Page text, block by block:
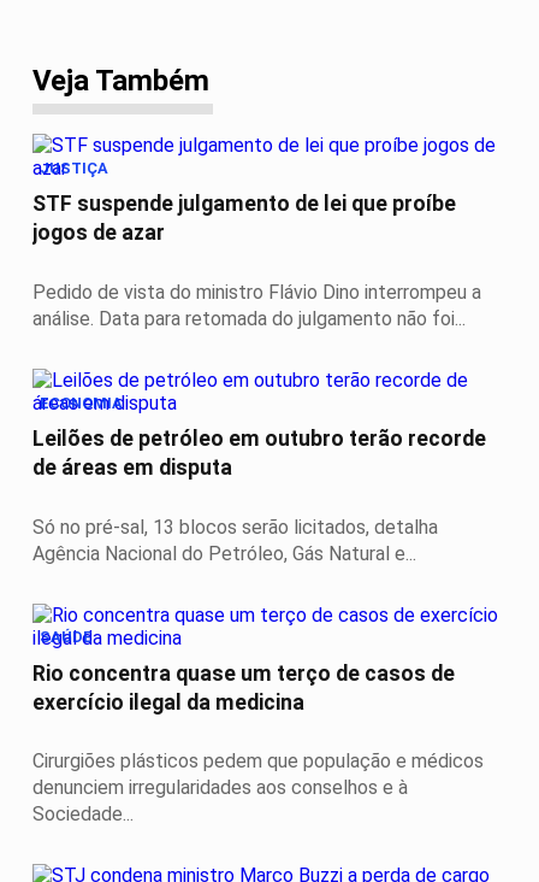
Veja Também
JUSTIÇA
STF suspende julgamento de lei que proíbe
jogos de azar
Pedido de vista do ministro Flávio Dino interrompeu a
análise. Data para retomada do julgamento não foi...
ECONOMIA
Leilões de petróleo em outubro terão recorde
de áreas em disputa
Só no pré-sal, 13 blocos serão licitados, detalha
Agência Nacional do Petróleo, Gás Natural e...
SAÚDE
Rio concentra quase um terço de casos de
exercício ilegal da medicina
Cirurgiões plásticos pedem que população e médicos
denunciem irregularidades aos conselhos e à
Sociedade...